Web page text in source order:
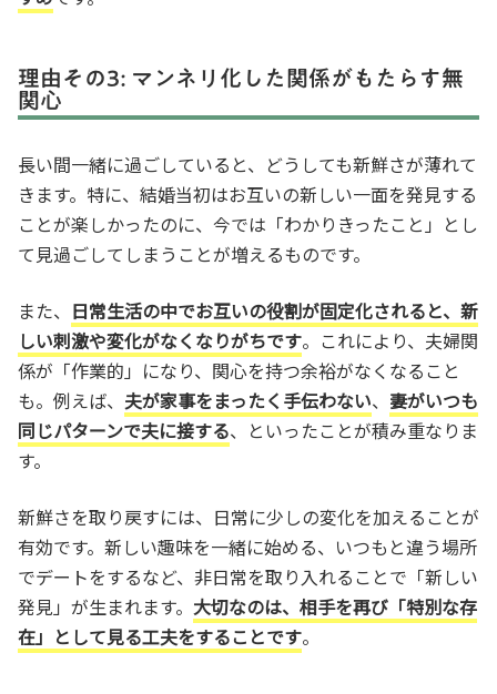
理由その3: マンネリ化した関係がもたらす無
関心
長い間一緒に過ごしていると、どうしても新鮮さが薄れて
きます。特に、結婚当初はお互いの新しい一面を発見する
ことが楽しかったのに、今では「わかりきったこと」とし
て見過ごしてしまうことが増えるものです。
また、
日常生活の中でお互いの役割が固定化されると、新
しい刺激や変化がなくなりがちです。これにより、夫婦関
係が「作業的」になり、関心を持つ余裕がなくなること
も。例えば、 夫が家事をまったく手伝わない、 妻がいつも
同じパターンで夫に接する、といったことが積み重なりま
す。
新鮮さを取り戻すには、日常に少しの変化を加えることが
有効です。新しい趣味を一緒に始める、いつもと違う場所
でデートをするなど、非日常を取り入れることで「新しい
発見」が生まれます。 大切なのは、相手を再び「特別な存
在」として見る工夫をすることです。